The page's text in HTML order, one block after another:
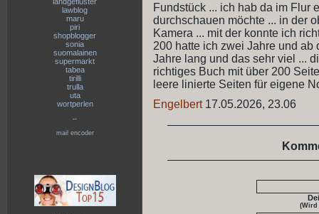
lawblog
maru
piri
shopblogger
sonia
suomalainen
supermarkt
tabea
tirilli
trulla
uta
wortperlen
--
mail encoder
Fundstück ... ich hab da im Flur
durchschauen möchte ... in der
Kamera ... mit der konnte ich
200 hatte ich zwei Jahre und ab
Jahre lang und das sehr viel ...
richtiges Buch mit über 200
leere linierte Seiten für eigene
Engelbert17.05.2026, 23.06
(Wird